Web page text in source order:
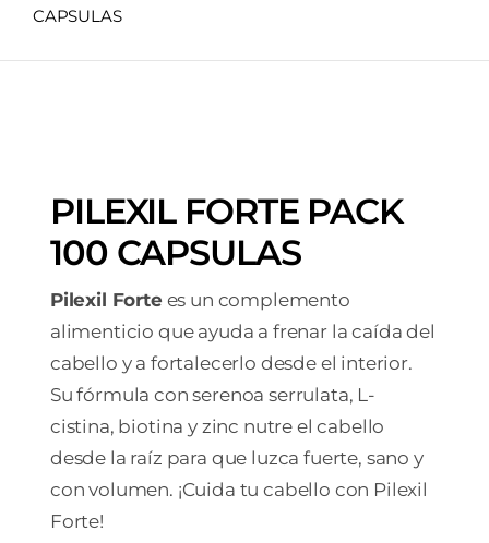
CAPSULAS
PILEXIL FORTE PACK
100 CAPSULAS
Pilexil Fortees un complemento
alimenticio que ayuda a frenar la caída del
cabello y a fortalecerlo desde el interior.
Su fórmula con serenoa serrulata, L-
cistina, biotina y zinc nutre el cabello
desde la raíz para que luzca fuerte, sano y
con volumen. ¡Cuida tu cabello con Pilexil
Forte!